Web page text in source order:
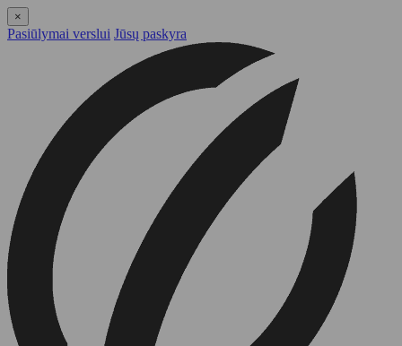
×
Pasiūlymai verslui Jūsų paskyra